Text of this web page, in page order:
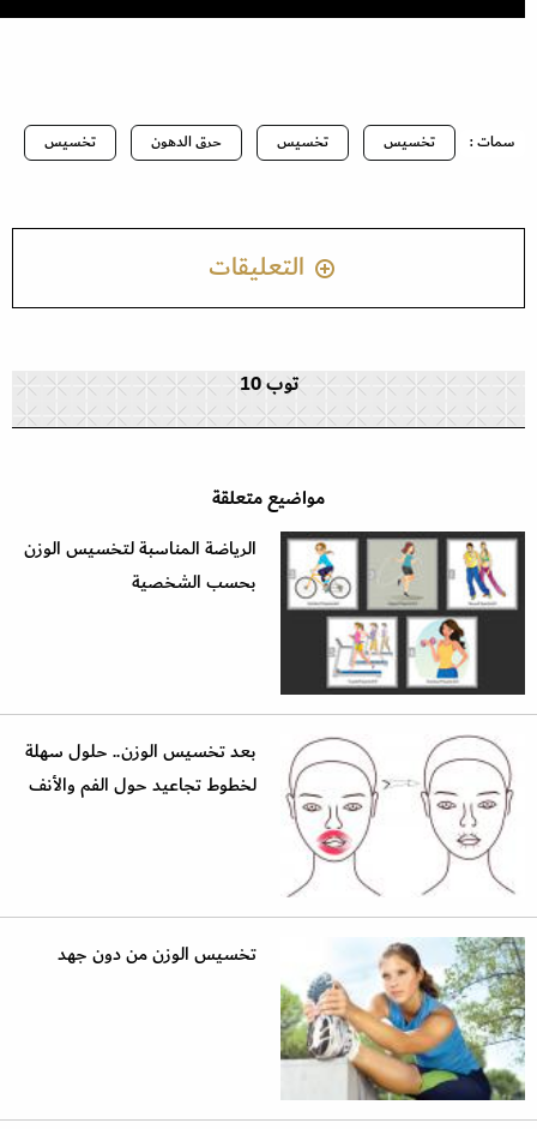
سمات : تخسيس تخسيس حرق الدهون تخسيس
التعليقات
توب 10
مواضيع متعلقة
الرياضة المناسبة لتخسيس الوزن
بحسب الشخصية
بعد تخسيس الوزن.. حلول سهلة
لخطوط تجاعيد حول الفم والأنف
تخسيس الوزن من دون جهد